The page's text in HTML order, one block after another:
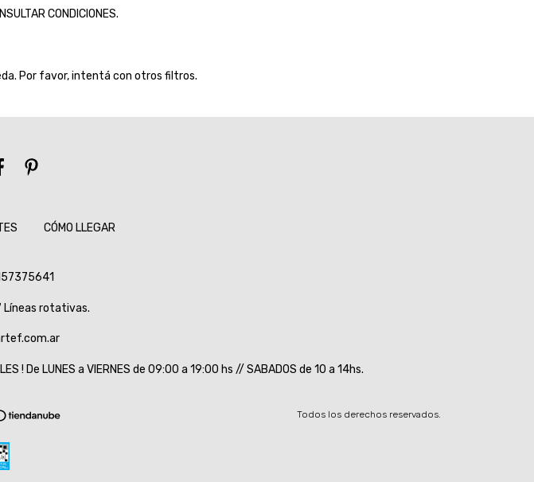
CONDICIONES.
Por favor, intentá con otros filtros.
CÓMO LLEGAR
Líneas rotativas.
! De LUNES a VIERNES de 09:00 a 19:00 hs // SABADOS de 10 a 14hs.
Todos los derechos reservados.